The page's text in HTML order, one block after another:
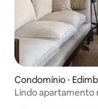
Condomínio ⋅
Lindo apartamento